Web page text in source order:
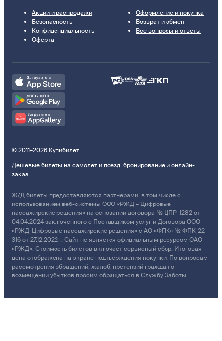
Акции и распродажи
Безопасность
Конфиденциальность
Оферта
Оформление и покупка
Возврат и обмен
Все вопросы и ответы
© 2011–2026 Купибилет
Дешевые билеты на самолет и поезд, бронирование и онлайн-
заказ
Ж/Д билеты предоставляются партнёрами, в том числе с
использованием веб-системы ООО «РЖД – Цифровые
пассажирские решения» на основании договора № ЦПР-1282 от
04.04.2024 заключенного с Поставщиком услуг и Договора ООО
«РЖД-Цифровые пассажирские решения» с АО «ФПК» № ФПК-22-
316 от 27.12.2022 г. Сайт не является официальным ресурсом ОАО
«РЖД». Стоимость билетов включает сервисный сбор. Итоговая
цена отображена на экране подтверждения покупки. По вопросам
рассмотрения обращений, жалоб, претензий граждан о
возмещении убытков просим обращаться в Службу Заботы.